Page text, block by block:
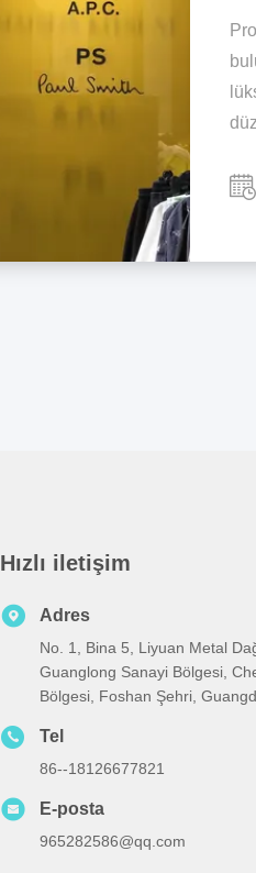
Hızlı iletişim
Adres
No. 1, Bina 5, Liyuan Metal
Guanglong Sanayi Bölgesi,
Bölgesi, Foshan Şehri,
Tel
86--18126677821
E-posta
965282586@qq.com